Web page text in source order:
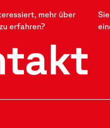
mehr über
erfahren?